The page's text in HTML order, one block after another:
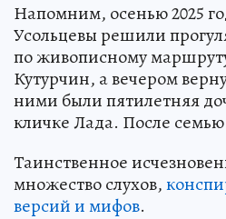
Напомним, осенью 2025
Усольцевы решили
по живописному
Кутурчин, а вечером
ними были пятилетняя
кличке Лада. После семью
Таинственное
множество слухов,
версий и мифов.